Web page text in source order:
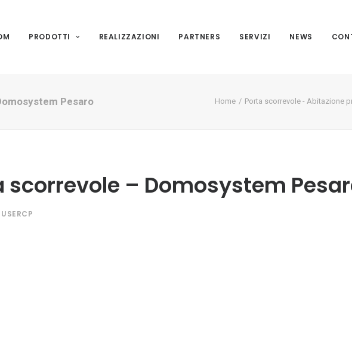
PRODOTTI REALIZZAZIONI PARTNERS SERVIZI NEWS
Pesaro Home Porta scorrevole - Abitazione
scorrevole – Domosystem